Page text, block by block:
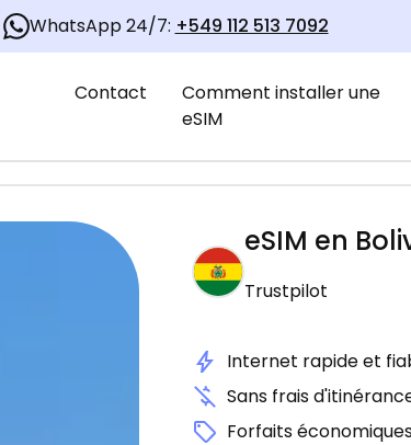
WhatsApp 24/7: +549 112 513 7092
Contact
Comment installer une
eSIM
eSIM en
Trustpilot
Internet rapide et
Sans frais
Forfaits